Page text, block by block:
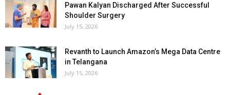
Pawan Kalyan Discharged After Successful
Shoulder Surgery
July 15, 2026
Revanth to Launch Amazon’s Mega Data Centre
in Telangana
July 15, 2026